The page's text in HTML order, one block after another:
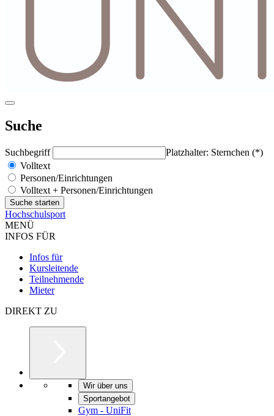
Suche
Suchbegriff
Platzhalter: Sternchen (*)
Volltext
Personen/Einrichtungen
Volltext + Personen/Einrichtungen
Hochschulsport
MENÜ
INFOS FÜR
Infos für
Kursleitende
Teilnehmende
Mieter
DIREKT ZU
Wir über uns
Sportangebot
Gym - UniFit